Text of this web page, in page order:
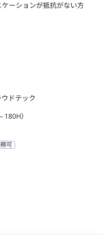
ーションが抵抗がない方
ドテック
）
可